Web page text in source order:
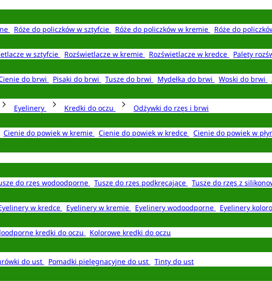
Róże do policzków w sztyfcie Róże do policzków w kremie Róże do
w sztyfcie Rozświetlacze w kremie Rozświetlacze w kredce
Palety
do brwi Pisaki do brwi Tusze do brwi Mydełka do brwi Woski do brwi
Eyelinery Kredki do oczu
Odżywki do rzęs i brwi
Cienie do powiek w kremie Cienie do powiek w kredce Cienie do powiek w
do rzęs wodoodporne Tusze do rzęs podkręcające Tusze do rzęs z
w kredce Eyelinery w kremie Eyelinery wodoodporne
Eyelinery
kredki do oczu
Kolorowe kredki do oczu
do ust Pomadki pielęgnacyjne do ust
Tinty do ust